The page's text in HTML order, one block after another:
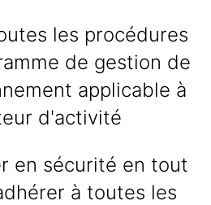
les procédures
de gestion de
applicable à
d'activité
en sécurité en tout
à toutes les